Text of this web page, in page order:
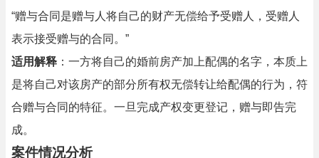
“赠与合同是赠与人将自己的财产无偿给予受赠人，受赠人
表示接受赠与的合同。”
适用解释 ：一方将自己的婚前房产加上配偶的名字，本质上
是将自己对该房产的部分所有权无偿转让给配偶的行为，符
合赠与合同的特征。一旦完成产权变更登记，赠与即告完
成。
案件情况分析